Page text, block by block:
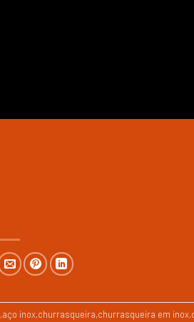
,aço inox,churrasqueira,churrasqueira em inox,